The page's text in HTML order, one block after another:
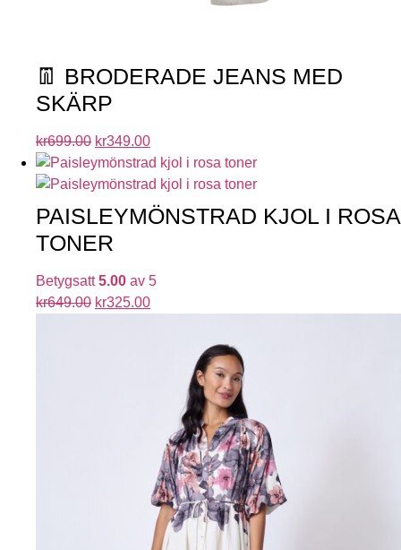
👖 BRODERADE JEANS MED
SKÄRP
kr699.00 kr349.00
PAISLEYMÖNSTRAD KJOL I ROSA
TONER
Betygsatt5.00 av 5
kr649.00 kr325.00